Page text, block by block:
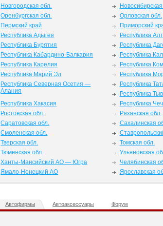
Новгородская обл.
Оренбургская обл.
Орловская обл.
Пермский край
Приморский
Республика Адыгея
Республика
Республика Бурятия
Республика
Республика Кабардино-Балкария
Республика
Республика Карелия
Республика
Республика Марий Эл
Республика
Республика Северная Осетия —
Алания
Республика
Республика
Республика Хакасия
Республика
Ростовская обл.
Рязанская обл.
Саратовская обл.
Сахалинская
Смоленская обл.
Тверская обл.
Томская обл.
Тюменская обл.
Ульяновская
Ханты-Мансийский АО — Югра
Челябинская
Ямало-Ненецкий АО Ярославская
Автофирмы Автоаксессуары Форум